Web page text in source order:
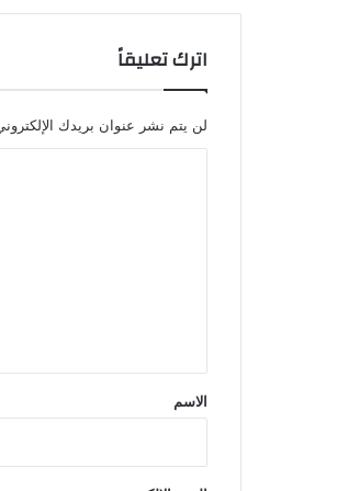
اترك تعليقاً
لن يتم نشر عنوان بريدك
*
الاسم